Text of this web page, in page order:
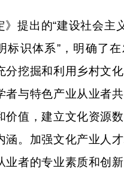
》提出的“建设社会主
标识体系”，明确了
分挖掘和利用乡村文
者与特色产业从业者
价值，建立文化资源
涵。加强文化产业人
业者的专业素质和创